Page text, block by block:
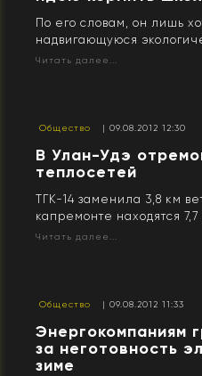
По его словам, он лишь
надвигающуюся
Читать далее...
Общество | 09.08.2012 12:30
В Улан-Удэ
теплосетей
ТГК-14 заменила 3,8 км
капремонте находятся 7,7
Читать далее...
Общество | 09.08.2012 11:33
Энергокомпаниям
за неготовность
зиме